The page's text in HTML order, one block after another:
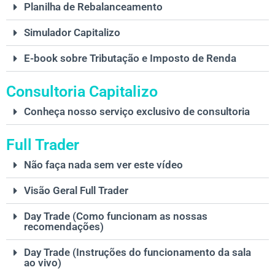
Planilha de Rebalanceamento
Simulador Capitalizo
E-book sobre Tributação e Imposto de Renda
Consultoria Capitalizo
Conheça nosso serviço exclusivo de consultoria
Full Trader
Não faça nada sem ver este vídeo
Visão Geral Full Trader
Day Trade (Como funcionam as nossas
recomendações)
Day Trade (Instruções do funcionamento da sala
ao vivo)